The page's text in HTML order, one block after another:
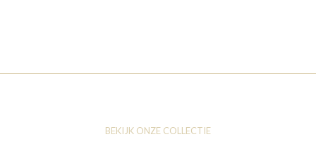
BEKIJK ONZE COLLECTIE